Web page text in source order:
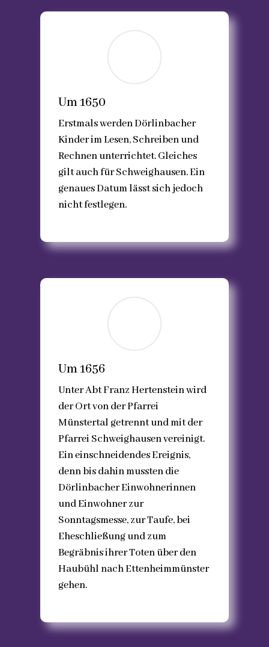
Um 1650
Erstmals werden Dörlinbacher
Kinder im Lesen, Schreiben und
Rechnen unterrichtet. Gleiches
gilt auch für Schweighausen. Ein
genaues Datum lässt sich jedoch
nicht festlegen.
Um 1656
Unter Abt Franz Hertenstein wird
der Ort von der Pfarrei
Münstertal getrennt und mit der
Pfarrei Schweighausen vereinigt.
Ein einschneidendes Ereignis,
denn bis dahin mussten die
Dörlinbacher Einwohnerinnen
und Einwohner zur
Sonntagsmesse, zur Taufe, bei
Eheschließung und zum
Begräbnis ihrer Toten über den
Haubühl nach Ettenheimmünster
gehen.